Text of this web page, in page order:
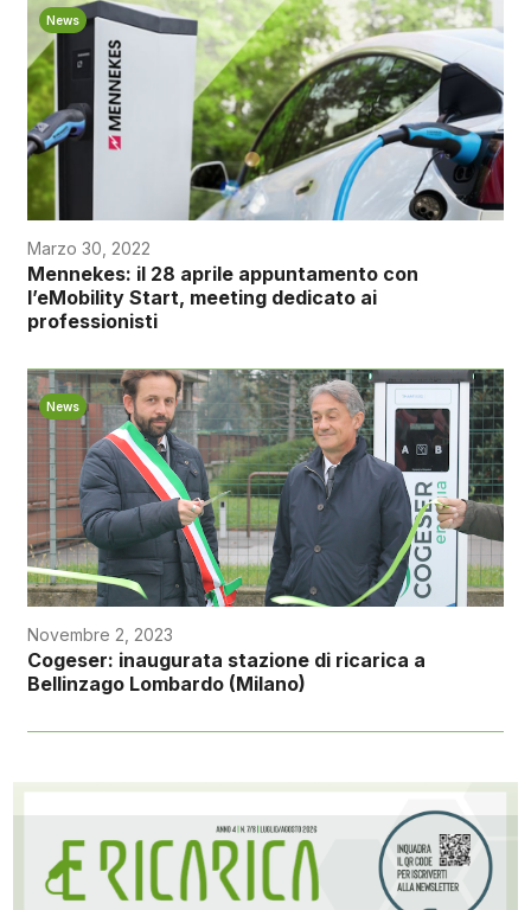
News
Marzo 30, 2022
Mennekes: il 28 aprile appuntamento con
l’eMobility Start, meeting dedicato ai
professionisti
News
Novembre 2, 2023
Cogeser: inaugurata stazione di ricarica a
Bellinzago Lombardo (Milano)